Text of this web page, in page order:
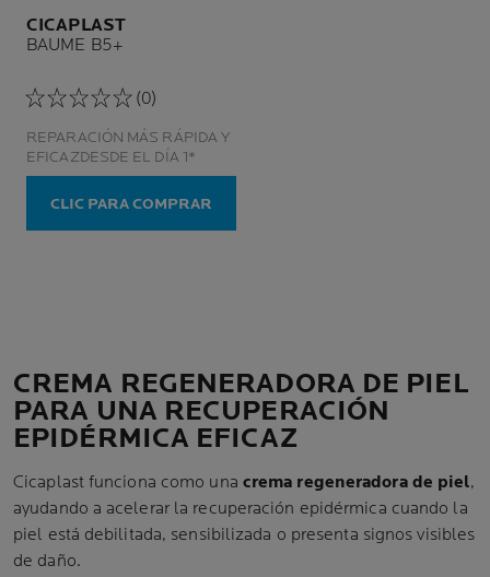
CICAPLAST
BAUME B5+
(0)
REPARACIÓN MÁS RÁPIDA Y
EFICAZDESDE EL DÍA 1*
CLIC PARA COMPRAR
CREMA REGENERADORA DE PIEL
PARA UNA RECUPERACIÓN
EPIDÉRMICA EFICAZ
Cicaplast funciona como una crema regeneradora de piel,
ayudando a acelerar la recuperación epidérmica cuando la
piel está debilitada, sensibilizada o presenta signos visibles
de daño.